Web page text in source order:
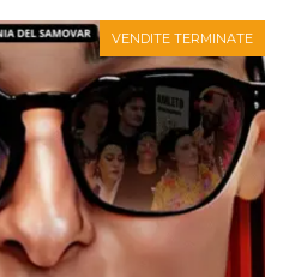
VENDITE TERMINATE